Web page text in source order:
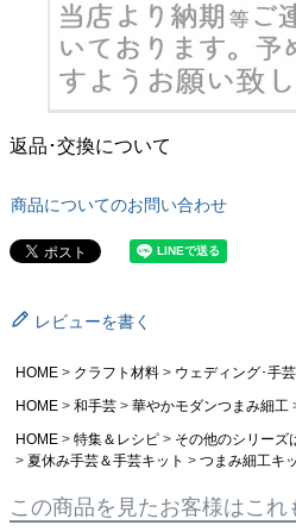
返品･交換について
商品についてのお問い合わせ
レビューを書く
HOME クラフト材料 ウェディング･手
HOME
和手芸 華やかモダンつまみ細工
HOME
特集＆レシピ
その他のシリーズ
夏休み手芸＆手芸キット
つまみ細工キ
この商品を見たお客様はこれ